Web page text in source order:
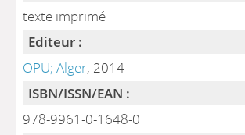
texte imprimé
Editeur :
OPU; Alger, 2014
ISBN/ISSN/EAN :
978-9961-0-1648-0